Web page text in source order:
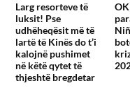
Larg resorteve të
luksit! Pse
udhëheqësit më të
lartë të Kinës do t’i
kalojnë pushimet
në këtë qytet të
thjeshtë bregdetar